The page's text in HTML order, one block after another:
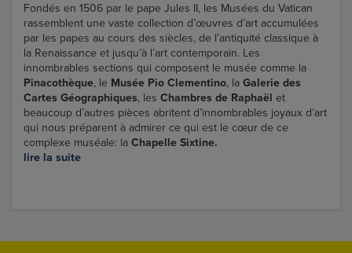
Fondés en 1506 par le pape Jules II, les Musées du Vatican
rassemblent une vaste collection d’œuvres d’art accumulées
par les papes au cours des siècles, de l’antiquité classique à
la Renaissance et jusqu’à l’art contemporain. Les
innombrables sections qui composent le musée comme la
Pinacothèque, le Musée Pio Clementino, la Galerie des
Cartes Géographiques, les Chambres de Raphaël et
beaucoup d’autres pièces abritent d’innombrables joyaux d’art
qui nous préparent à admirer ce qui est le cœur de ce
complexe muséale: la Chapelle Sixtine.
lire la suite